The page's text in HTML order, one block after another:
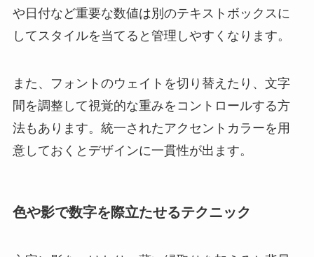
や日付など重要な数値は別のテキストボックスに
してスタイルを当てると管理しやすくなります。
また、フォントのウェイトを切り替えたり、文字
間を調整して視覚的な重みをコントロールする方
法もあります。統一されたアクセントカラーを用
意しておくとデザインに一貫性が出ます。
色や影で数字を際立たせるテクニック